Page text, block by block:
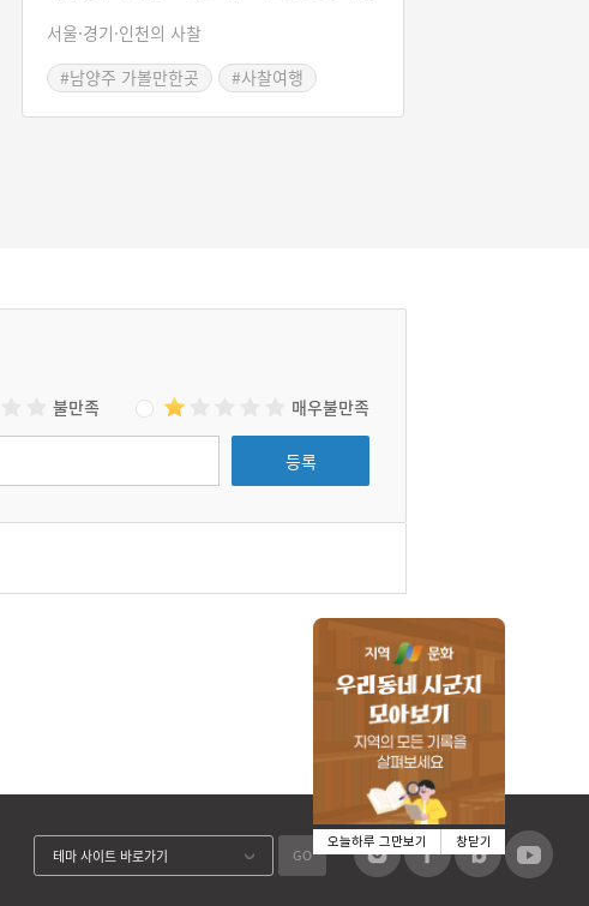
친견하여 절 이름이 견성암이 되었다. 견성암 경
내에는 조맹이 마셨다는 우물인 독정이 있다. 이
우물로 인해 독쟁이절이라고도 부르기도 한다.
서울·경기·인천의 사찰
#남양주 가볼만한곳
#사찰여행
불만족 매우불만족
등록
테마 사이트 바로가기 GO
오늘하루 그만보기 창닫기